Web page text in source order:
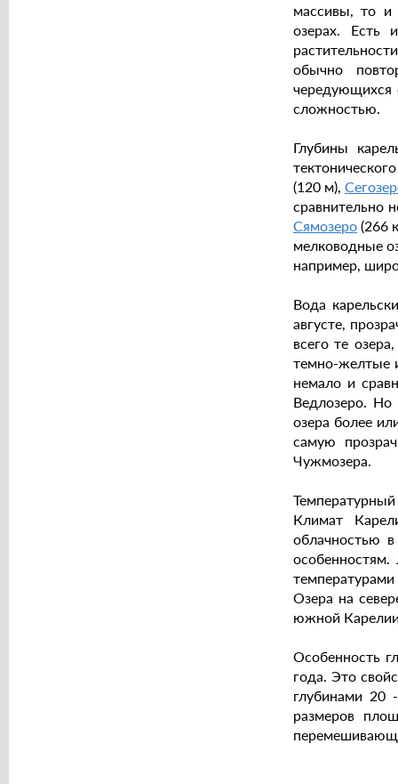
массивы, то и
озерах. Есть
обычно
чередующихся
сложностью.
Глубины
(120 м),
сравнительно
Сямозеро (266
мелководные
например,
Вода
августе,
всего те
темно-желтые
немало и
Ведлозеро. Но
озера более
самую
Чужмозера.
Климат
облачностью
Озера на
южной
Особенность
года. Это
глубинами 20
размеров